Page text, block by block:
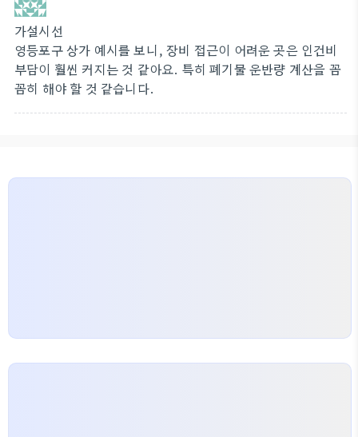
가설시선
영등포구 상가 예시를 보니, 장비 접근이 어려운 곳은 인건비
부담이 훨씬 커지는 것 같아요. 특히 폐기물 운반량 계산을 꼼
꼼히 해야 할 것 같습니다.